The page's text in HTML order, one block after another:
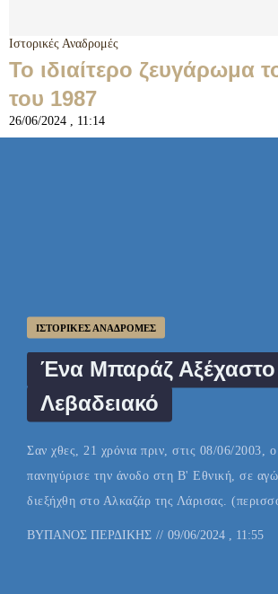
Ιστορικές Αναδρομές
Το ιδιαίτερο ζευγάρωμα
του 1987
26/06/2024 , 11:14
ΙΣΤΟΡΙΚΈΣ ΑΝΑΔΡΟΜΈΣ
Ένα Μπαράζ Αξέχαστο
Λεβαδειακό
Σαν χθες, 21 χρόνια πριν, στις 08/06/2003,
πανηγύρισε την άνοδο στη Β' Εθνική, σε
διεξήχθη στο Αλκαζάρ της Λάρισας.
BYΠΆΝΟΣ ΠΕΡΔΊΚΗΣ 09/06/2024 , 11:55